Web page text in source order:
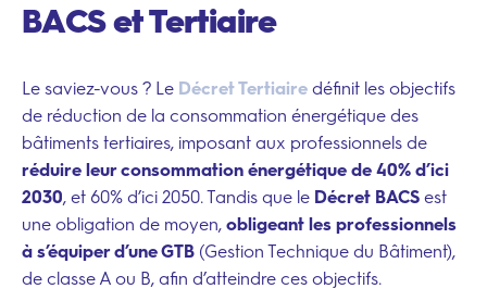
BACS et Tertiaire
Le saviez-vous ? Le Décret Tertiaire définit les objectifs
de réduction de la consommation énergétique des
bâtiments tertiaires, imposant aux professionnels de
réduire leur consommation énergétique de 40% d’ici
2030, et 60% d’ici 2050. Tandis que le Décret BACS est
une obligation de moyen, obligeant les professionnels
à s’équiper d’une GTB (Gestion Technique du Bâtiment),
de classe A ou B, afin d’atteindre ces objectifs.